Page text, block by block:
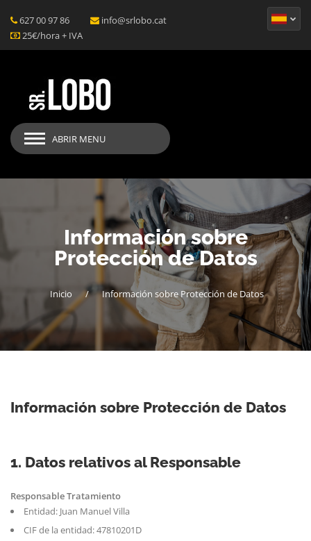
627 00 97 86
info@srlobo.cat
25€/hora + IVA
ABRIR MENU
Información sobre
Protección de Datos
Inicio / Información sobre Protección de Datos
Información sobre Protección de Datos
1. Datos relativos al Responsable
Responsable Tratamiento
Entidad: Juan Manuel Villa
CIF de la entidad: 47810201D